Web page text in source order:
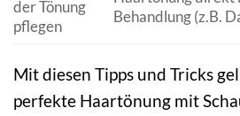
der Tönung
pflegen
Behandlung (z.B.
Mit diesen Tipps und Tricks
perfekte Haartönung mit